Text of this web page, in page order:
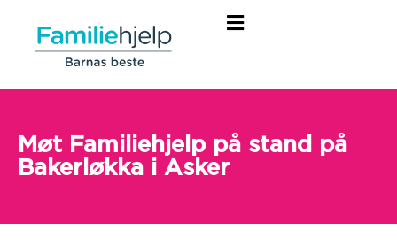
Møt Familiehjelp på stand på
Bakerløkka i Asker